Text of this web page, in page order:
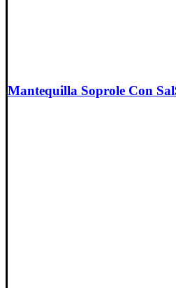
Mantequilla Soprole Con Sal